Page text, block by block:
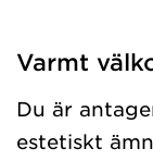
Varmt
Du är
estetiskt